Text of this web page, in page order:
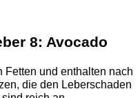
8: Avocado
und enthalten nach
die den Leberschaden